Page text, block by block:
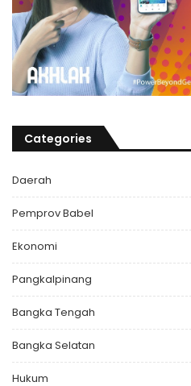
Categories
Daerah
Pemprov Babel
Ekonomi
Pangkalpinang
Bangka Tengah
Bangka Selatan
Hukum